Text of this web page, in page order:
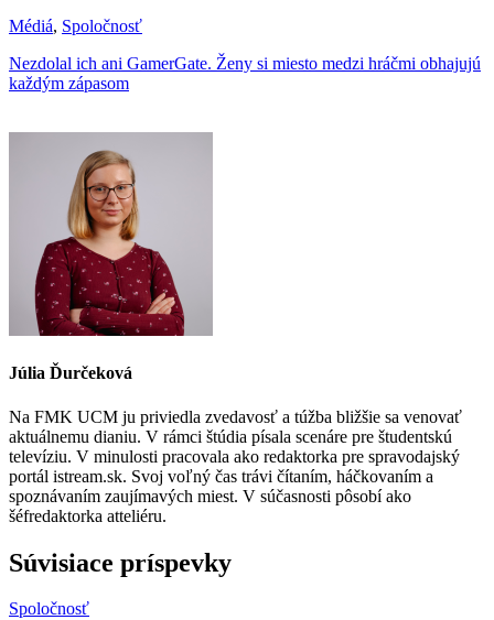
Médiá, Spoločnosť
Nezdolal ich ani GamerGate. Ženy si miesto medzi hráčmi obhajujú
každým zápasom
Júlia Ďurčeková
Na FMK UCM ju priviedla zvedavosť a túžba bližšie sa venovať
aktuálnemu dianiu. V rámci štúdia písala scenáre pre študentskú
televíziu. V minulosti pracovala ako redaktorka pre spravodajský
portál istream.sk. Svoj voľný čas trávi čítaním, háčkovaním a
spoznávaním zaujímavých miest. V súčasnosti pôsobí ako
šéfredaktorka atteliéru.
Súvisiace príspevky
Spoločnosť